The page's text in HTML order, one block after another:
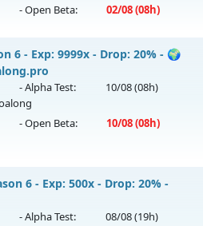
Webzen
- Open Beta: 02/08(08h)
LÀ NGHIỀN
- Mở máy chủ
6 - Exp: 9999x - Drop: 20% - 🌍
- Alpha Test: 10/08(08h)
- Open Beta: 10/08(08h)
https://muhoalong.pro
Mở máy chủ
vào 08h ngày
6 - Exp: 500x - Drop: 20% -
- Alpha Test: 08/08(19h)